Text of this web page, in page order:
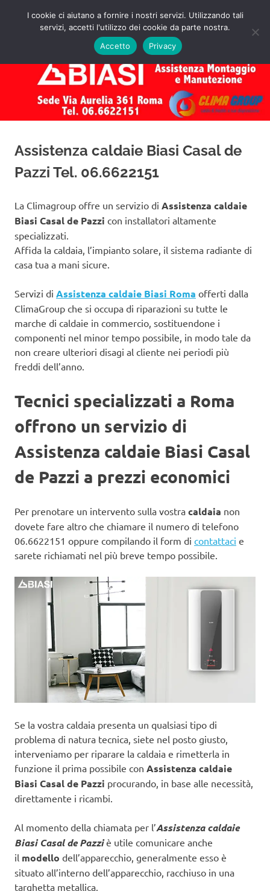
Assistenza
Caldaie
Biasi
Roma
Preventivo!
MENU
Assistenza caldaie Biasi Casal de
Pazzi Tel. 06.6622151
La Climagroup offre un servizio di Assistenza caldaie
Biasi Casal de Pazzi con installatori altamente
specializzati.
Affida la caldaia, l’impianto solare, il sistema radiante di
casa tua a mani sicure.
Servizi di Assistenza caldaie Biasi Roma offerti dalla
ClimaGroup che si occupa di riparazioni su tutte le
marche di caldaie in commercio, sostituendone i
componenti nel minor tempo possibile, in modo tale da
non creare ulteriori disagi al cliente nei periodi più
freddi dell’anno.
Tecnici specializzati a Roma
offrono un servizio di
Assistenza caldaie Biasi Casal
de Pazzi a prezzi economici
Per prenotare un intervento sulla vostra caldaia non
dovete fare altro che chiamare il numero di telefono
06.6622151 oppure compilando il form di contattaci e
sarete richiamati nel più breve tempo possibile.
Se la vostra caldaia presenta un qualsiasi tipo di
problema di natura tecnica, siete nel posto giusto,
interveniamo per riparare la caldaia e rimetterla in
funzione il prima possibile con Assistenza caldaie
Biasi Casal de Pazzi procurando, in base alle necessità,
direttamente i ricambi.
Al momento della chiamata per l’Assistenza caldaie
Biasi Casal de Pazziè utile comunicare anche
il modello dell’apparecchio, generalmente esso è
situato all’interno dell’apparecchio, racchiuso in una
targhetta metallica.
I cookie ci aiutano a fornire i nostri servizi. Utilizzando tali
servizi, accetti l'utilizzo dei cookie da parte nostra.
Accetto
Privacy